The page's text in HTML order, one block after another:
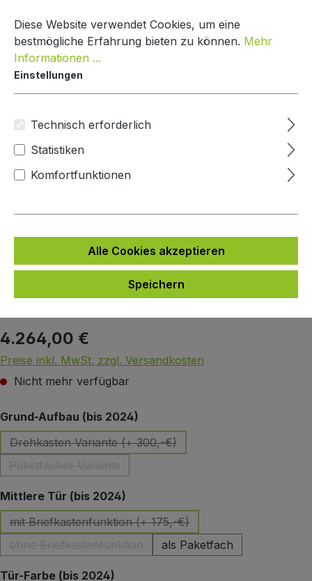
Paketkasten Nature Line
Mypaketkasten
Bildergalerie überspringen
Regulärer Preis:
4.264,00 €
Preise inkl. MwSt. zzgl. Versandkosten
Nicht mehr verfügbar
Grund-Aufbau (bis 2024)
Drehkasten Variante (+ 300,-€)
(Diese Option ist zurzeit nicht verfügbar.)
(Diese Option ist zurzeit nicht verfügbar.)
Mittlere Tür (bis 2024)
mit Briefkastenfunktion (+ 175,-€)
(Diese Option ist zurzeit nicht verfügbar.)
(Diese Option ist zurzeit nicht verfügbar.)
als Paketfach
Tür-Farbe (bis 2024)
Diese Website verwendet Cookies, um eine
bestmögliche Erfahrung bieten zu können. Mehr
Informationen ...
Einstellungen
Technisch erforderlich
Statistiken
Komfortfunktionen
Alle Cookies akzeptieren
Speichern